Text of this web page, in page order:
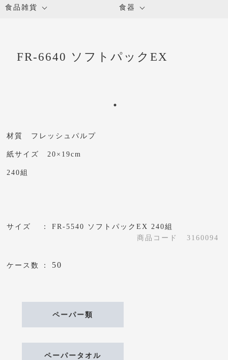
FR-6640 ソフトパックEX
材質 フレッシュパルプ
紙サイズ 20×19cm
240組
サイズ
FR-5540 ソフトパックEX 240組
商品コード
3160094
ケース数 50
ペーパー類
ペーパータオル
食品雑貨 食器